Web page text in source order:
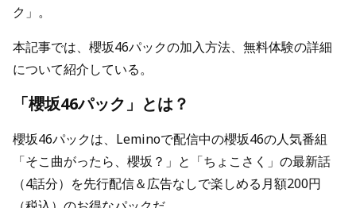
ク」。
本記事では、櫻坂46パックの加入方法、無料体験の詳細
について紹介している。
「櫻坂46パック」とは？
櫻坂46パックは、Leminoで配信中の櫻坂46の人気番組
「そこ曲がったら、櫻坂？」と「ちょこさく」の最新話
（4話分）を先行配信＆広告なしで楽しめる月額200円